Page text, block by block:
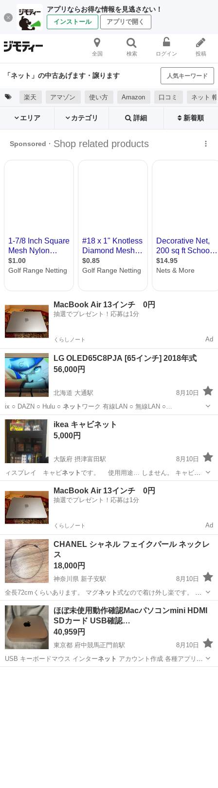
アプリならお得な情報を見逃さない！
インストール アプリで開く
全国 検索 ログイン 投稿
「ネット」の中古あげます・譲ります 人気キーワード
楽天 アマゾン 使い方 Amazon 口コミ ネット
エリア カテゴリ 詳細 新着順
MacBook Air 13インチ 0円
抽選でプレゼント！応募は1分
くらしノート Ad
LG OLED65C8PJA [65インチ] 2018年式
56,000円
北海道 大通駅
8月10日
ix ○ DAZN ○ Hulu ○ ネット ワーク 有線LAN ○ 無線LAN ○…
北海道 札幌市 大通駅 テレビ
ikea キャビネット
5,000円
大阪府 摂津富田駅
8月10日
ィスプレイ キャビネット です。 使用用途… しません。 キャビネ
ット単体となります。 … 収納家具 ikea
MacBook Air 13インチ 0円
抽選でプレゼント！応募は1分
くらしノート Ad
CHANEL シャネル フェイクパール ネックレ
ス
18,000円
神奈川県 新子安駅
8月10日
全長72cmくらいあります。 マグネット式なので着け外し楽です。 も
ちろん本…
神奈川 横浜市 新子安駅 アクセサリー
ほぼ未使用動作確認Macパソコンmini HDMI
SDカード USB確認…
40,959円
東京都 府中競馬正門前駅
8月10日
USB キーボードマウス インターネット アカウント作成 各種アプリイ
ンス…